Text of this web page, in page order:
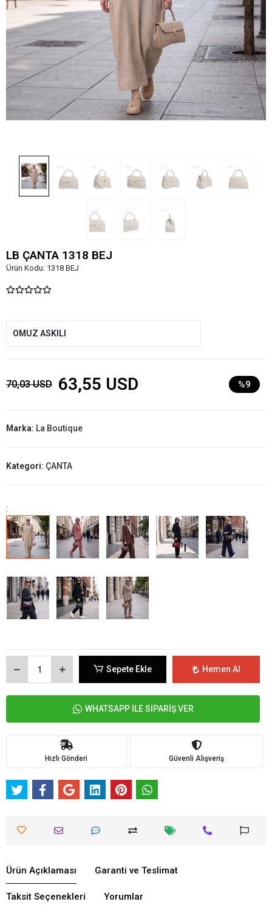
LB ÇANTA 1318 BEJ
Ürün Kodu: 1318 BEJ
OMUZ ASKILI
70,03 USD 63,55 USD %9
Marka: La Boutique
Kategori: ÇANTA
:
Sepete Ekle Hemen Al
WHATSAPP İLE SİPARİŞ VER
Hızlı Gönderi Güvenli Alışveriş
Ürün Açıklaması Garanti ve Teslimat
Taksit Seçenekleri Yorumlar